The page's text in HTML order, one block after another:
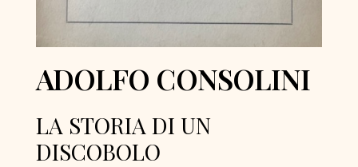
ADOLFO CONSOLINI
LA STORIA DI UN
DISCOBOLO